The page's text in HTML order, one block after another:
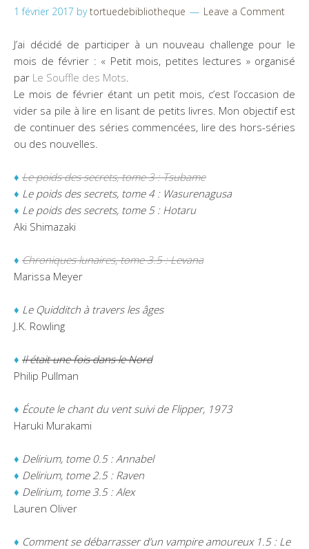
1 février 2017 bytortuedebibliotheque Leave a Comment
J’ai décidé de participer à un nouveau challenge pour le
mois de février : « Petit mois, petites lectures » organisé
par Le Souffle des Mots
Le mois de février étant un petit mois, c’est l’occasion de
vider sa pile à lire en lisant de petits livres. Mon objectif est
de continuer des séries commencées, lire des hors-séries
ou des nouvelles.
♦ Le poids des secrets, tome 3 : Tsubame
♦ Le poids des secrets, tome 4 : Wasurenagusa
♦ Le poids des secrets, tome 5 : Hotaru
Aki Shimazaki
♦ Chroniques lunaires, tome 3.5 : Levana
Marissa Meyer
♦ Le Quidditch à travers les âges
J.K. Rowling
♦ Il était une fois dans le Nord
Philip Pullman
♦ Écoute le chant du vent suivi de Flipper, 1973
Haruki Murakami
♦ Delirium, tome 0.5 : Annabel
♦ Delirium, tome 2.5 : Raven
♦ Delirium, tome 3.5 : Alex
Lauren Oliver
♦ Comment se débarrasser d’un vampire amoureux 1.5 : Le